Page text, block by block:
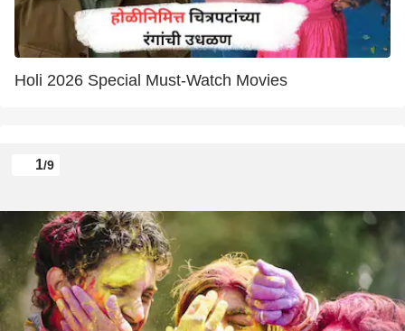
Holi 2026 Special Must-Watch Movies
1/9